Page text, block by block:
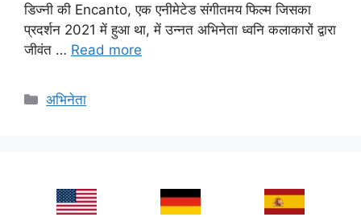
डिज्नी की Encanto, एक एनीमेटेड संगीतमय फिल्म जिसका
प्रदर्शन 2021 में हुआ था, में उन्नत अभिनेता ध्वनि कलाकारों द्वारा
जीवंत … Read more
Categories
अभिनेता